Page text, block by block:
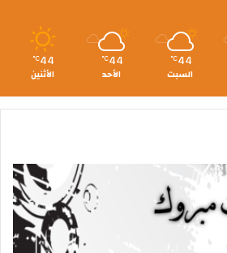
44
℃
السبت
44
℃
الأحد
44
℃
الأثنين